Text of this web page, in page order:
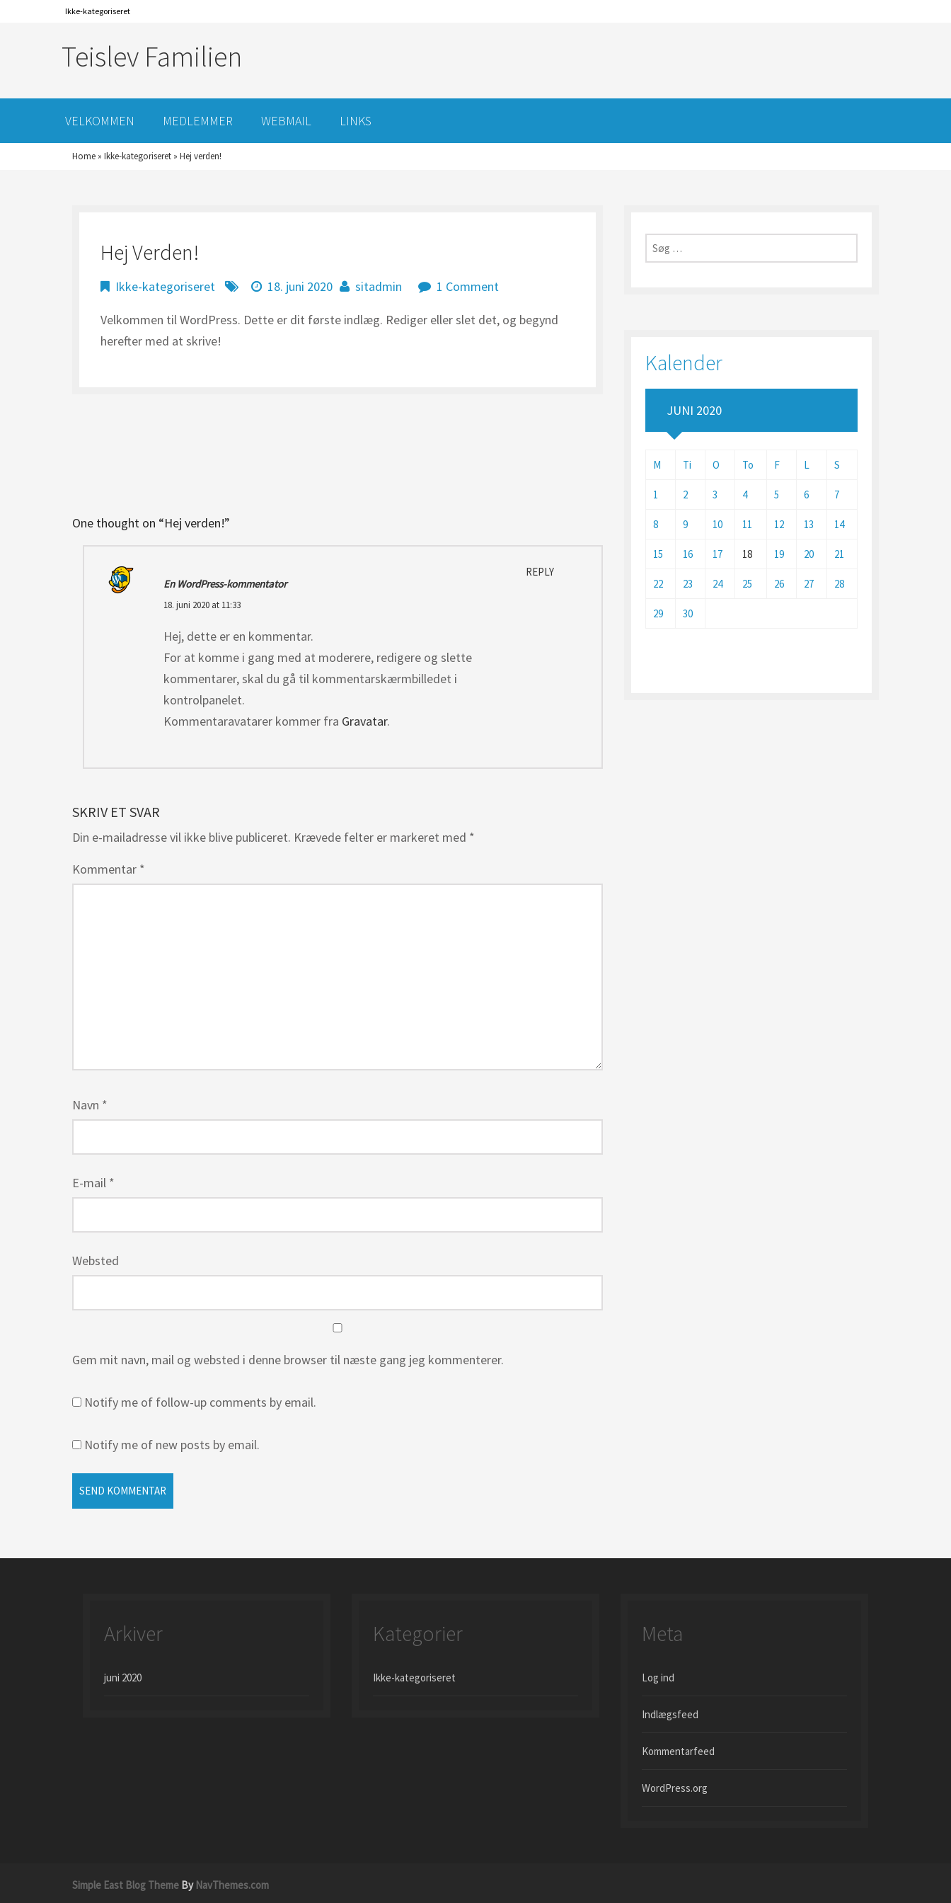
Ikke-kategoriseret
Teislev Familien
VELKOMMEN MEDLEMMER WEBMAIL LINKS
Home » Ikke-kategoriseret » Hej verden!
Hej Verden!
Ikke-kategoriseret 18. juni 2020 sitadmin 1 Comment
Velkommen til WordPress. Dette er dit første indlæg. Rediger eller slet det, og begynd
herefter med at skrive!
One thought on “Hej verden!”
En WordPress-kommentator
18. juni 2020 at 11:33
Hej, dette er en kommentar.
For at komme i gang med at moderere, redigere og slette
kommentarer, skal du gå til kommentarskærmbilledet i
kontrolpanelet.
Kommentaravatarer kommer fra Gravatar.
REPLY
SKRIV ET SVAR
Din e-mailadresse vil ikke blive publiceret. Krævede felter er markeret med *
Kommentar *
Navn *
E-mail *
Websted
Gem mit navn, mail og websted i denne browser til næste gang jeg kommenterer.
Notify me of follow-up comments by email.
Notify me of new posts by email.
Søg
efter:
Kalender
JUNI 2020
M Ti O To F L S
1 2 3 4 5 6 7
8 9 10 11 12 13 14
15 16 17 18 19 20 21
22 23 24 25 26 27 28
29 30
Arkiver
juni 2020
Kategorier
Ikke-kategoriseret
Meta
Log ind
Indlægsfeed
Kommentarfeed
WordPress.org
Simple East Blog Theme By NavThemes.com